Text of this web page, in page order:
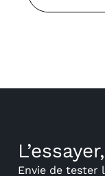
Envie de tester